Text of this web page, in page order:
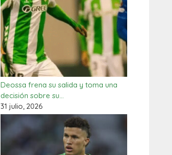
Deossa frena su salida y toma una
decisión sobre su…
31 julio, 2026